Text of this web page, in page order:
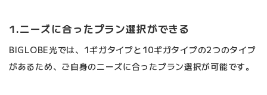
1.ニーズに合ったプラン選択ができる
BIGLOBE光では、1ギガタイプと10ギガタイプの2つのタイプ
があるため、ご自身のニーズに合ったプラン選択が可能です。